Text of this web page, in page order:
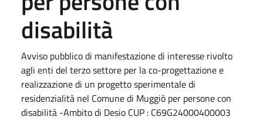
disabilità
Avviso pubblico di manifestazione di interesse rivolto
agli enti del terzo settore per la co-progettazione e
realizzazione di un progetto sperimentale di
residenzialità nel Comune di Muggiò per persone con
disabilità -Ambito di Desio CUP : C69G24000400003